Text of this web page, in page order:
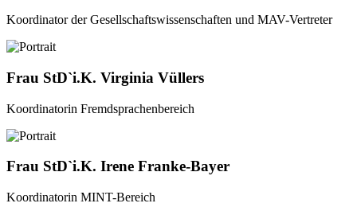
Koordinator der Gesellschaftswissenschaften und MAV-Vertreter
Frau StD`i.K. Virginia Vüllers
Koordinatorin Fremdsprachenbereich
Frau StD`i.K. Irene Franke-Bayer
Koordinatorin MINT-Bereich